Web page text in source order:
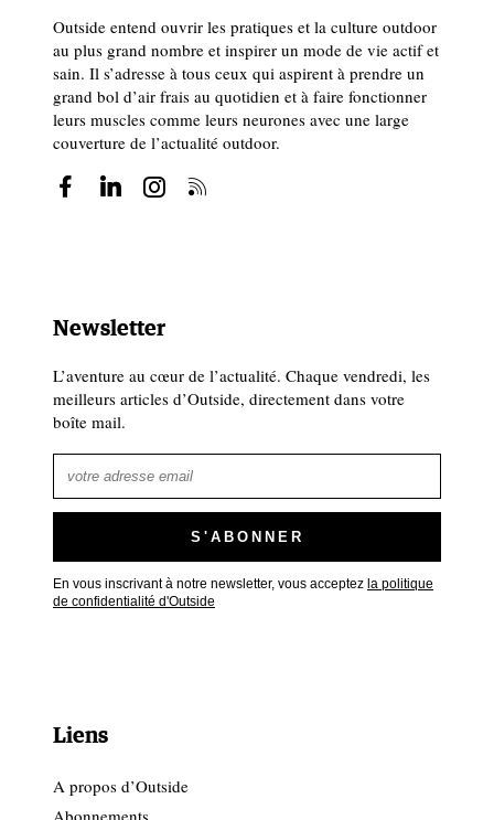
Outside entend ouvrir les pratiques et la culture outdoor
au plus grand nombre et inspirer un mode de vie actif et
sain. Il s’adresse à tous ceux qui aspirent à prendre un
grand bol d’air frais au quotidien et à faire fonctionner
leurs muscles comme leurs neurones avec une large
couverture de l’actualité outdoor.
Newsletter
L’aventure au cœur de l’actualité. Chaque vendredi, les
meilleurs articles d’Outside, directement dans votre
boîte mail.
En vous inscrivant à notre newsletter, vous acceptez la politique
de confidentialité d'Outside
Liens
A propos d’Outside
Abonnements